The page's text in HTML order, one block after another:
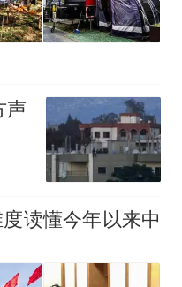
声
读懂今年以来中